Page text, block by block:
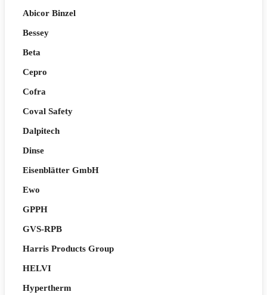
Abicor Binzel
Bessey
Beta
Cepro
Cofra
Coval Safety
Dalpitech
Dinse
Eisenblätter GmbH
Ewo
GPPH
GVS-RPB
Harris Products Group
HELVI
Hypertherm